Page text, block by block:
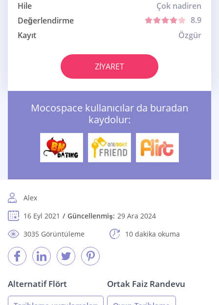
Hile
Çok nadiren
Değerlendirme
8.9
Kayıt
Özgür
ZIYARET
Mocospace kullanıcılar da buradan
kaydolur:
Alex
16 Eyl 2021
Güncellenmiş: 29 Ara 2024
3035 Görüntüleme
10 dakika okuma
Alternatif Flört Ortak Faiz Randevu